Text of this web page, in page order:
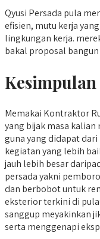
Qyusi Persada pula
efisien, mutu kerja
lingkungan kerja.
bakal proposal
Kesimpulan
Memakai Kontraktor
yang bijak masa
guna yang didapat
kegiatan yang lebih
jauh lebih besar
persada yakni
dan berbobot untuk
eksterior terkini di
sanggup meyakinkan
serta menggenapi